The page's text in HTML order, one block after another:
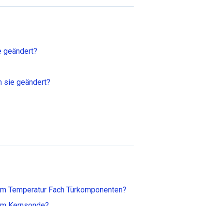
geändert?
sie geändert?
Temperatur Fach Türkomponenten?